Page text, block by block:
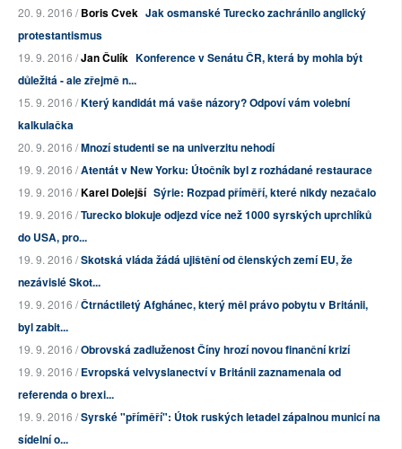
20. 9. 2016 /Boris Cvek Jak osmanské Turecko zachránilo anglický
protestantismus
19. 9. 2016 /Jan Čulík Konference v Senátu ČR, která by mohla být
důležitá - ale zřejmě n...
15. 9. 2016 /Který kandidát má vaše názory? Odpoví vám volební
kalkulačka
20. 9. 2016 /Mnozí studenti se na univerzitu nehodí
19. 9. 2016 /Atentát v New Yorku: Útočník byl z rozhádané restaurace
19. 9. 2016 /Karel Dolejší Sýrie: Rozpad příměří, které nikdy nezačalo
19. 9. 2016 /Turecko blokuje odjezd více než 1000 syrských uprchlíků
do USA, pro...
19. 9. 2016 /Skotská vláda žádá ujištění od členských zemí EU, že
nezávislé Skot...
19. 9. 2016 /Čtrnáctiletý Afghánec, který měl právo pobytu v Británii,
byl zabit...
19. 9. 2016 /Obrovská zadluženost Číny hrozí novou finanční krizí
19. 9. 2016 /Evropská velvyslanectví v Británii zaznamenala od
referenda o brexi...
19. 9. 2016 /Syrské "příměří": Útok ruských letadel zápalnou municí na
sídelní o...